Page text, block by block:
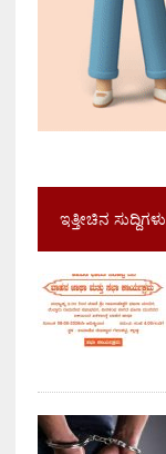
ಇತ್ತೀಚಿನ ಸುದ್ದಿಗಳು